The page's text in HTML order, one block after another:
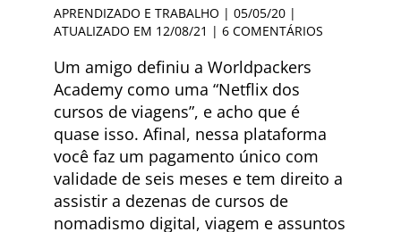
APRENDIZADO E TRABALHO | 05/05/20 |
ATUALIZADO EM 12/08/21 | 6 COMENTÁRIOS
Um amigo definiu a Worldpackers
Academy como uma “Netflix dos
cursos de viagens”, e acho que é
quase isso. Afinal, nessa plataforma
você faz um pagamento único com
validade de seis meses e tem direito a
assistir a dezenas de cursos de
nomadismo digital, viagem e assuntos